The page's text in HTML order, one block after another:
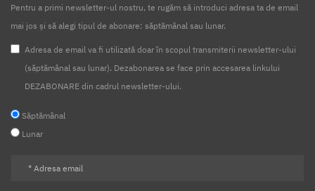
Pentru a primi newsletter-ul nostru, te rugăm să introduci adresa ta de email
mai jos și să alegi tipul de abonare: săptămânal sau lunar.
Adresa de email va fi utilizată doar în scopul transmiterii newsletter-ului
(săptămânal sau lunar). Dezabonarea se face prin accesarea linkului
DEZABONARE din cadrul newsletter-ului.
Săptămânal
Lunar